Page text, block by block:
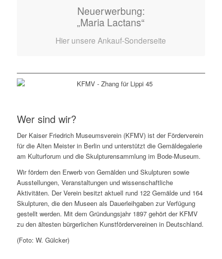
Neuerwerbung:
„Maria Lactans“
Hier unsere Ankauf-Sonderseite
Wer sind wir?
Der Kaiser Friedrich Museumsverein (KFMV) ist der Förderverein
für die Alten Meister in Berlin und unterstützt die Gemäldegalerie
am Kulturforum und die Skulpturensammlung im Bode-Museum.
Wir fördern den Erwerb von Gemälden und Skulpturen sowie
Ausstellungen, Veranstaltungen und wissenschaftliche
Aktivitäten. Der Verein besitzt aktuell rund 122 Gemälde und 164
Skulpturen, die den Museen als Dauerleihgaben zur Verfügung
gestellt werden. Mit dem Gründungsjahr 1897 gehört der KFMV
zu den ältesten bürgerlichen Kunstfördervereinen in Deutschland.
(Foto: W. Gülcker)